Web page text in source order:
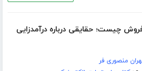
چیست؛ حقایقی درباره درآمدزایی
منصوری فر